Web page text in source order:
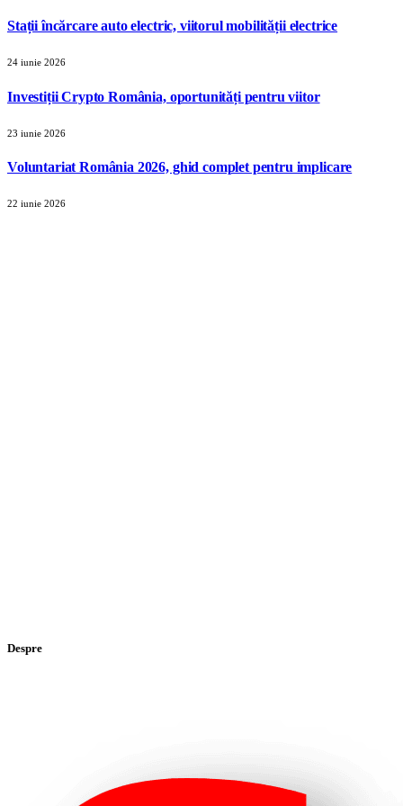
Stații încărcare auto electric, viitorul mobilității electrice
24 iunie 2026
Investiții Crypto România, oportunități pentru viitor
23 iunie 2026
Voluntariat România 2026, ghid complet pentru implicare
22 iunie 2026
Despre